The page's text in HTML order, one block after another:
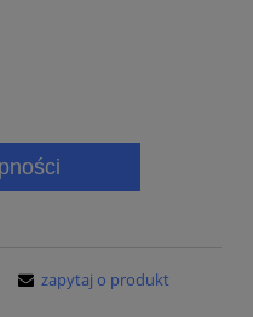
zapytaj o produkt